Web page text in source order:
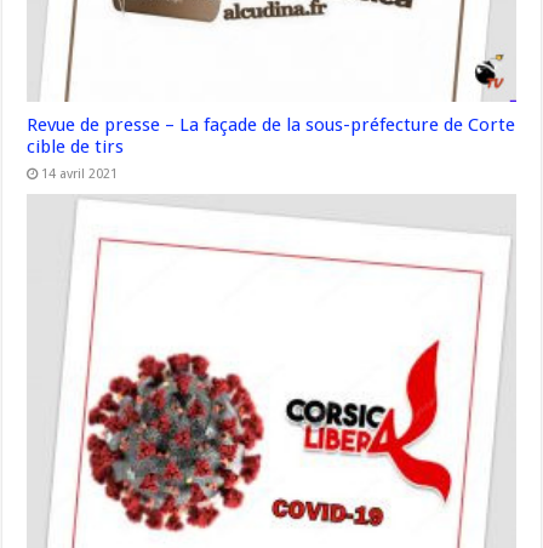
Revue de presse – La façade de la sous-préfecture de Corte
cible de tirs
14 avril 2021